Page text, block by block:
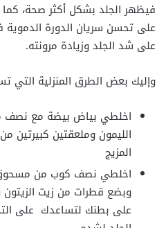
فيظهر الجلد بشكل أكثر صحة،
على تحسن سريان الدورة
على شد الجلد وزيادة مرونته.
وإليك بعض الطرق المنزلية التي
اخلطي بياض بيضة مع نصف
الليمون وملعقتين كبيرتين
المزيج
اخلطي نصف كوب من مسحوق
وبضع قطرات من زيت الزيتون
على بطنك لتساعدك على